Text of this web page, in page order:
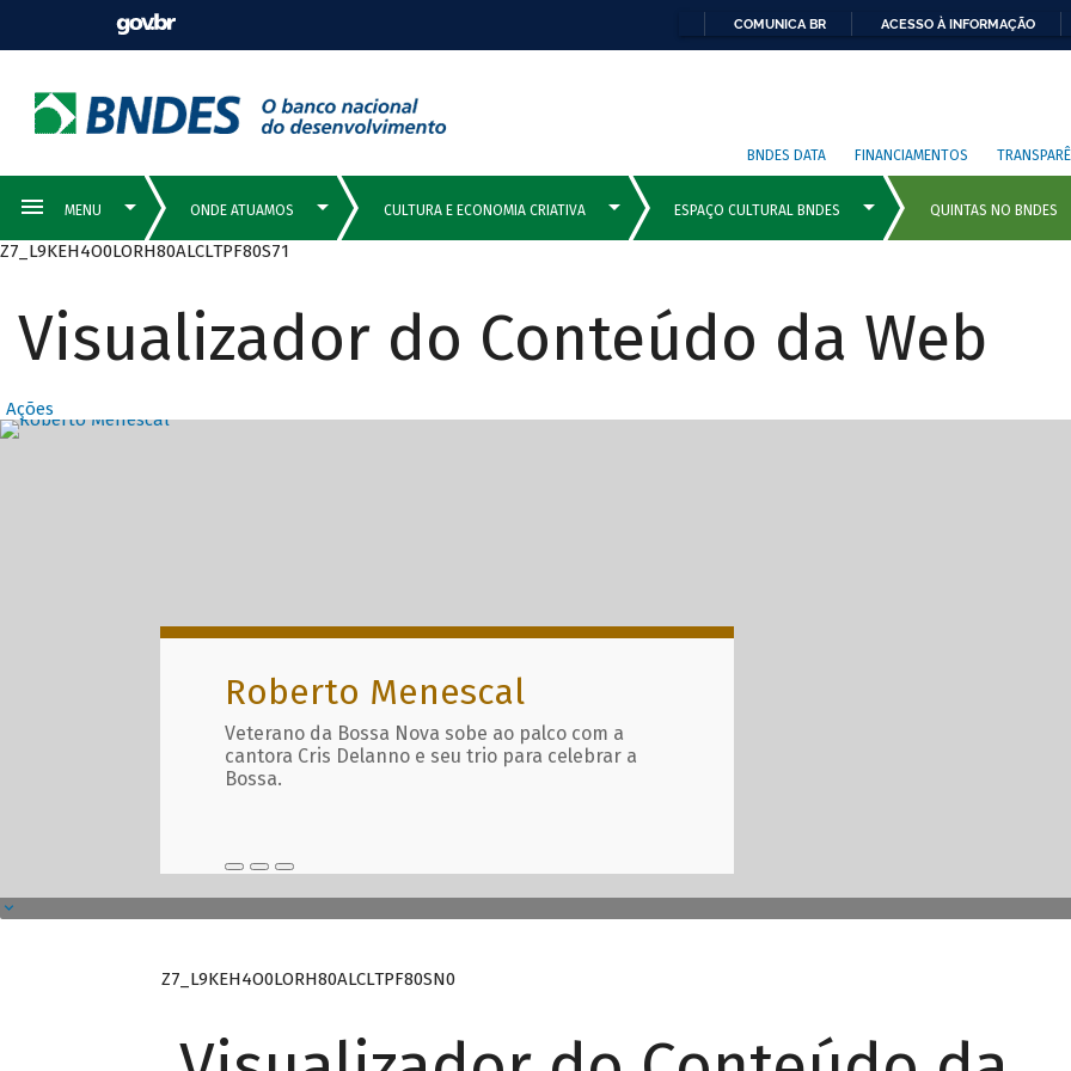
COMUNICA BR ACESSO À INFORMAÇÃO
BNDES DATA FINANCIAMENTOS
Z7_L9KEH4O0LORH80ALCLTPF80S71
Visualizador do Conteúdo da Web
Ações
Destaques Principais com
Roberto Menescal
Veterano da Bossa Nova sobe ao palco com a
cantora Cris Delanno e seu trio para celebrar a
Bossa.
Z7_L9KEH4O0LORH80ALCLTPF80SN0